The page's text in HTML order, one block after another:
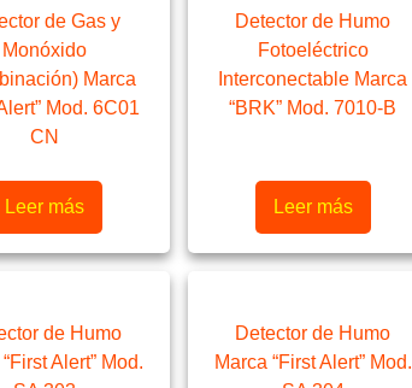
de Gas y
Monóxido
Marca
Mod. 6C01
CN
Leer más
Detector de Humo
Fotoeléctrico
Interconectable Marca
“BRK” Mod. 7010-B
Leer más
de Humo
Alert” Mod.
Detector de Humo
Marca “First Alert” Mod.